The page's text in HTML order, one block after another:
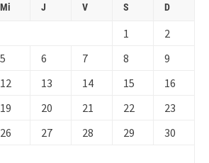
Mi J V S D
1
2
5 6 7 8
9
12 13 14 15
16
19 20 21 22
23
26 27 28 29
30